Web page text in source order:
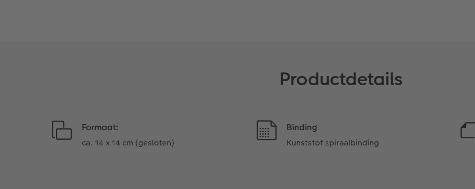
Productdetails
Formaat:
ca. 14 x 14 cm (gesloten)
Binding
Kunststof spiraalbinding